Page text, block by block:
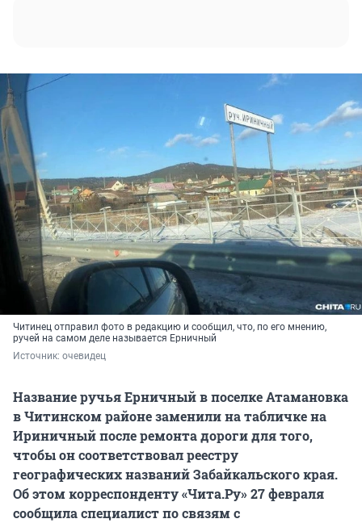
Читинец отправил фото в редакцию и сообщил, что, по его мнению,
ручей на самом деле называется Ерничный
Источник: очевидец
Название ручья Ерничный в поселке Атамановка
в Читинском районе заменили на табличке на
Ириничный после ремонта дороги для того,
чтобы он соответствовал реестру
географических названий Забайкальского края.
Об этом корреспонденту «Чита.Ру» 27 февраля
сообщиласпециалист по связям с